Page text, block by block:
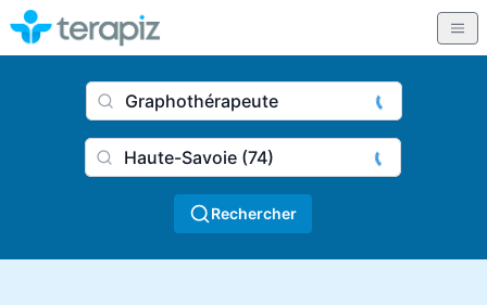
Nom du praticien, profession
Ville
Rechercher